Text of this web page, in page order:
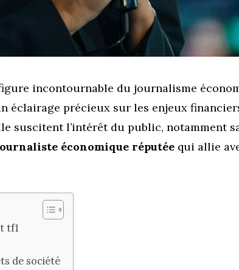
incontournable du journalisme
éclairage précieux sur les enjeux
suscitent l’intérêt du public, notamment
économique réputée qui allie
tf1
de société